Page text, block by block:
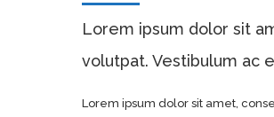
Lorem ipsum dolor sit
volutpat. Vestibulum ac
Lorem ipsum dolor sit amet,